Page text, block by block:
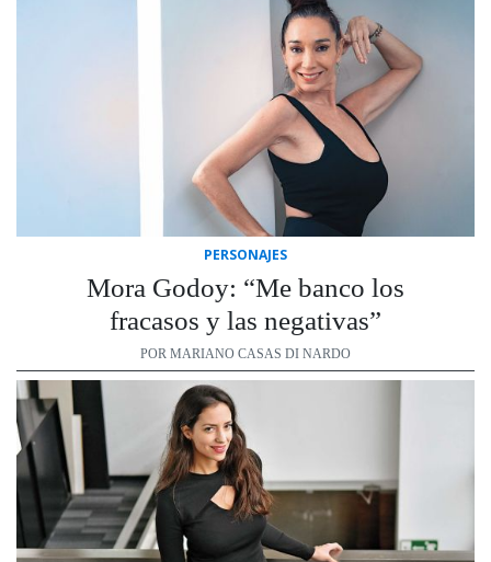
PERSONAJES
Mora Godoy: “Me banco los
fracasos y las negativas”
POR MARIANO CASAS DI NARDO